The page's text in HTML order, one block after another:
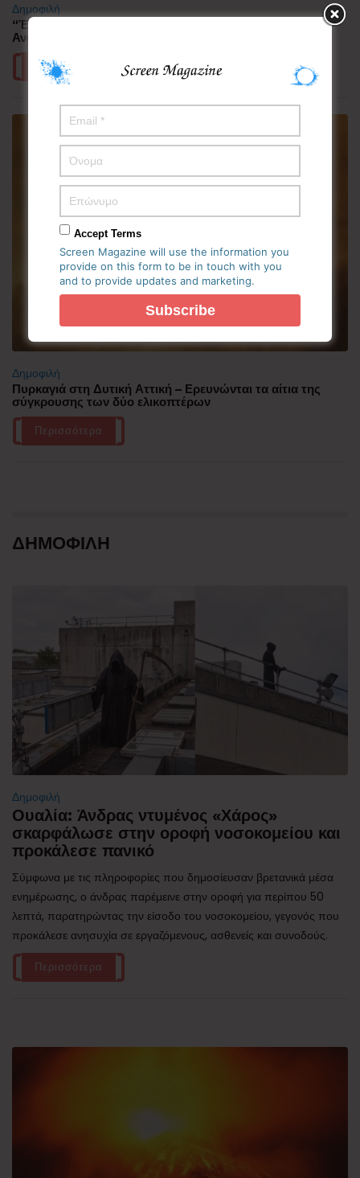
Δημοφιλή
“Έλιωσε” από τη ζέστη η Κορεατική Χερσόνησος –
Ανάσες δροσιάς αναζητούν οι πολίτες
Περισσότερα
Δημοφιλή
Πυρκαγιά στη Δυτική Αττική – Ερευνώνται τα αίτια της
σύγκρουσης των δύο ελικοπτέρων
Περισσότερα
ΔΗΜΟΦΙΛΗ
Δημοφιλή
Ουαλία: Άνδρας ντυμένος «Χάρος»
σκαρφάλωσε στην οροφή νοσοκομείου και
προκάλεσε πανικό
Σύμφωνα με τις πληροφορίες που δημοσίευσαν βρετανικά μέσα
ενημέρωσης, ο άνδρας παρέμεινε στην οροφή για περίπου 50
λεπτά, παρατηρώντας την είσοδο του νοσοκομείου, γεγονός που
προκάλεσε ανησυχία σε εργαζόμενους, ασθενείς και συνοδούς.
Περισσότερα
Accept Terms
Screen Magazine will use the information you
provide on this form to be in touch with you
and to provide updates and marketing.